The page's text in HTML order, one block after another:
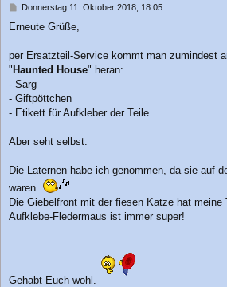
B
i
r
a
g
Donnerstag 11. Oktober 2018, 18:05
Erneute Grüße,
per Ersatzteil-Service kommt man zumindest
" Haunted House" heran:
- Sarg
- Giftpöttchen
- Etikett für Aufkleber der Teile
Aber seht selbst.
Die Laternen habe ich genommen, da sie auf
waren.
Die Giebelfront mit der fiesen Katze hat meine
Aufklebe-Fledermaus ist immer super!
Gehabt Euch wohl.